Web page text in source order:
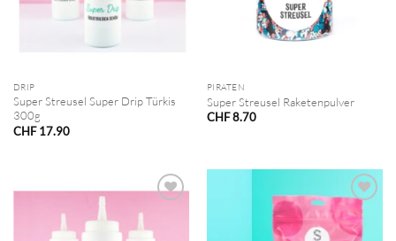
DRIP
Super Streusel Super Drip Türkis
300g
CHF17.90
PIRATEN
Super Streusel Raketenpulver
CHF8.70